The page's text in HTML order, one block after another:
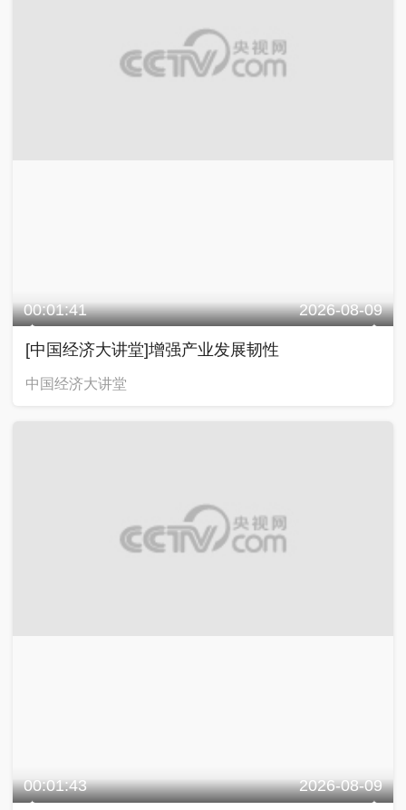
00:01:41 2026-08-09
[中国经济大讲堂]增强产业发展韧性
中国经济大讲堂
00:01:43 2026-08-09